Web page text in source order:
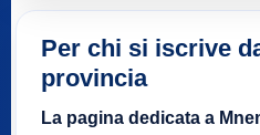
Per chi si iscrive
provincia
La pagina dedicata a